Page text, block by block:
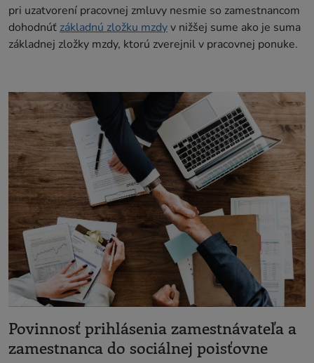
pri uzatvorení pracovnej zmluvy nesmie so zamestnancom
dohodnúť základnú zložku mzdyv nižšej sume ako je suma
základnej zložky mzdy, ktorú zverejnil v pracovnej ponuke.
Povinnosť prihlásenia zamestnávateľa a
zamestnanca do sociálnej poisťovne